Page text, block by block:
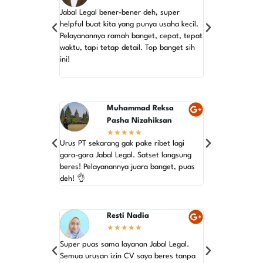
Jabal Legal bener-bener deh, super
helpful buat kita yang punya usaha kecil.
Pelayanannya ramah banget, cepat, tepat
waktu, tapi tetap detail. Top banget sih
ini!
ribet urus
Muhammad Reksa
Pasha Nizahiksan
★★★★★
Urus PT sekarang gak pake ribet lagi
gara-gara Jabal Legal. Satset langsung
beres! Pelayanannya juara banget, puas
deh! 👌
Gak nyangka
semudah ini.
Resti Nadia
★★★★★
Super puas sama layanan Jabal Legal.
Semua urusan izin CV saya beres tanpa
Baru pertama
dan gak ngerti